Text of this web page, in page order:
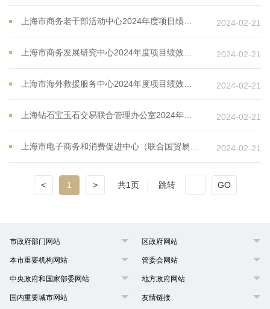
2024-02-21
2024-02-21
2024-02-21
2024-02-21
2024-02-21
< 1 > 共1页 跳转 GO
市政府部门网站 区政府网站
本市重要机构网站 管委会网站
中央政府和国家部委网站 地方政府网站
国内重要城市网站 友情链接